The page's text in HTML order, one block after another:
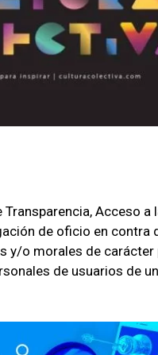
Acceso
de oficio en contra
y/o morales de
de usuarios de